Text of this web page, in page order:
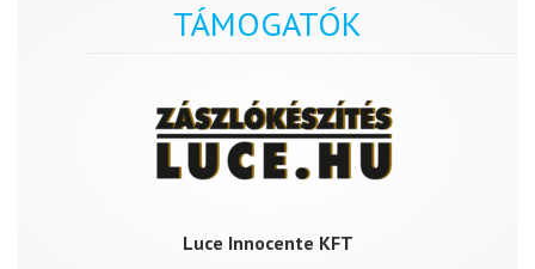
TÁMOGATÓK
Luce Innocente KFT